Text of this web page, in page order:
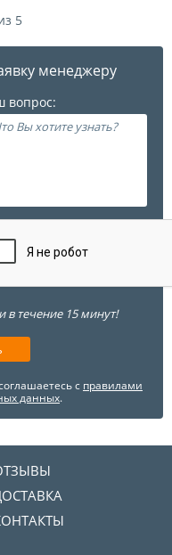
5
менеджеру
течение 15 минут!
с правилами
данных.